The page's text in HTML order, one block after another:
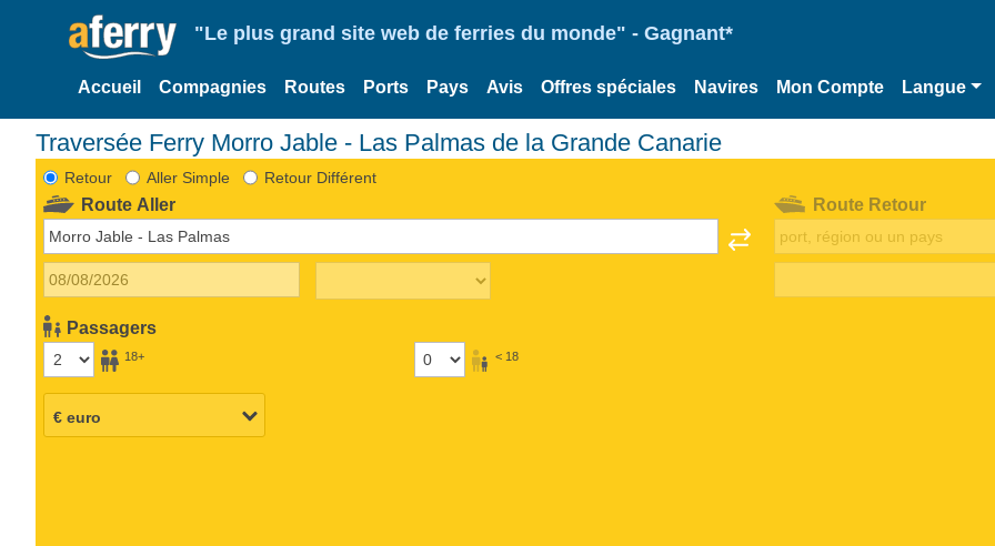
"Le plus grand site web de ferries du monde" - Gagnant*
Accueil Compagnies Routes Ports Pays Avis Offres spéciales Navires Mon Compte Langue
Traversée Ferry Morro Jable - Las Palmas de la Grande Canarie
Retour Aller Simple Retour Différent
Route Aller
Passagers
18+ < 18
Route Retour